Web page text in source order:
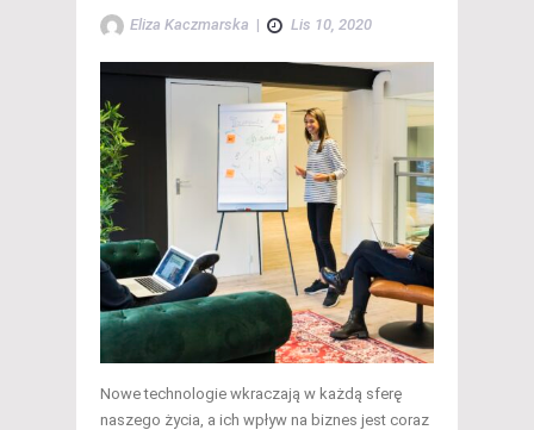
Eliza Kaczmarska | Lis 10, 2020
Nowe technologie wkraczają w każdą sferę
naszego życia, a ich wpływ na biznes jest coraz